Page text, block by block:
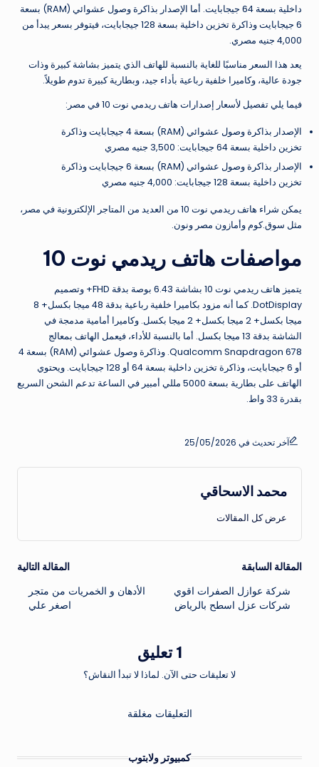
داخلية بسعة 64 جيجابايت. أما الإصدار بذاكرة وصول عشوائي (RAM) بسعة
6 جيجابايت وذاكرة تخزين داخلية بسعة 128 جيجابايت، فيتوفر بسعر يبدأ من
4,000 جنيه مصري.
يعد هذا السعر مناسبًا للغاية بالنسبة للهاتف الذي يتميز بشاشة كبيرة وذات
جودة عالية، وكاميرا خلفية رباعية بأداء جيد، وبطارية كبيرة تدوم طويلاً.
فيما يلي تفصيل لأسعار إصدارات هاتف ريدمي نوت 10 في مصر:
الإصدار بذاكرة وصول عشوائي (RAM) بسعة 4 جيجابايت وذاكرة
تخزين داخلية بسعة 64 جيجابايت: 3,500 جنيه مصري
الإصدار بذاكرة وصول عشوائي (RAM) بسعة 6 جيجابايت وذاكرة
تخزين داخلية بسعة 128 جيجابايت: 4,000 جنيه مصري
يمكن شراء هاتف ريدمي نوت 10 من العديد من المتاجر الإلكترونية في مصر،
مثل سوق.كوم وأمازون مصر ونون.
مواصفات هاتف ريدمي نوت 10
يتميز هاتف ريدمي نوت 10 بشاشة 6.43 بوصة بدقة FHD+ وتصميم
DotDisplay. كما أنه مزود بكاميرا خلفية رباعية بدقة 48 ميجا بكسل+ 8
ميجا بكسل+ 2 ميجا بكسل+ 2 ميجا بكسل. وكاميرا أمامية مدمجة في
الشاشة بدقة 13 ميجا بكسل. أما بالنسبة للأداء، فيعمل الهاتف بمعالج
Qualcomm Snapdragon 678. وذاكرة وصول عشوائي (RAM) بسعة 4
أو 6 جيجابايت، وذاكرة تخزين داخلية بسعة 64 أو 128 جيجابايت. ويحتوي
الهاتف على بطارية بسعة 5000 مللي أمبير في الساعة تدعم الشحن السريع
بقدرة 33 واط.
آخر تحديث في 25/05/2026
محمد الاسحاقي
عرض كل المقالات
تصفّح
المقالات
المقالة السابقة
شركة عوازل الصفرات اقوي
شركات عزل اسطح بالرياض
المقالة التالية
الأدهان و الخمريات من متجر
اصغر علي
1 تعليق
لا تعليقات حتى الآن. لماذا لا تبدأ النقاش؟
التعليقات مغلقة
كمبيوتر ولابتوب